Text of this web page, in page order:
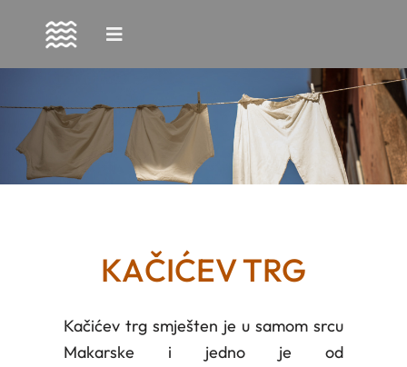
to
KAČIĆEV TRG
Kačićev trg smješten je u samom srcu
Makarske i jedno je od